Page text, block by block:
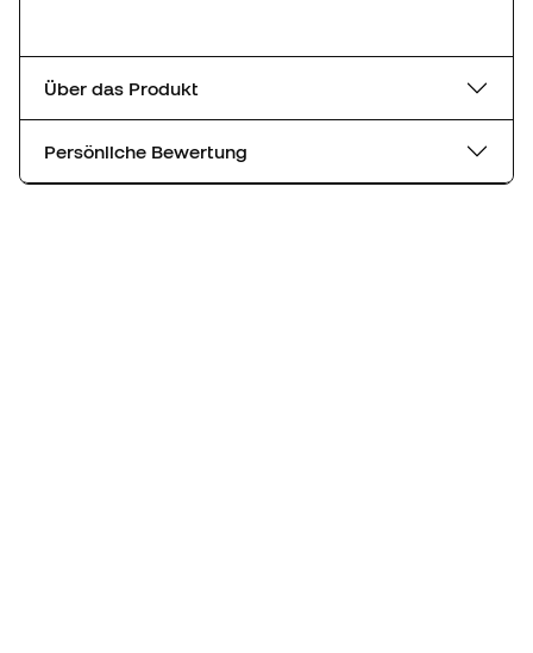
Über das Produkt
Persönliche Bewertung